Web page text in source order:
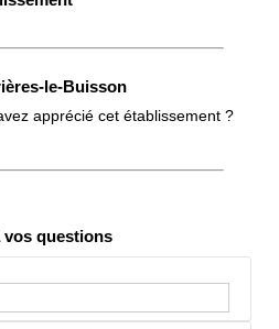
le-Buisson
apprécié cet établissement ?
vos questions